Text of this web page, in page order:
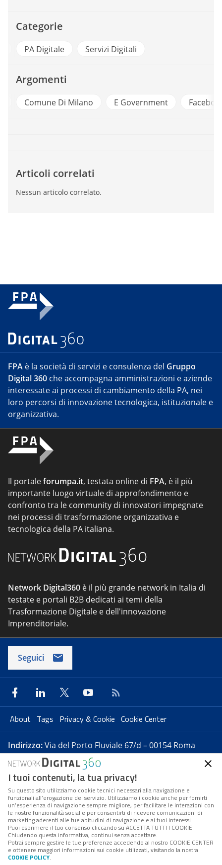
Categorie
Pubblica PA Digitale
Argomenti
Milano E Government Facebook
Articoli correlati
Nessun articolo correlato.
FPA è la società di servizi e consulenza del Gruppo
Digital 360 che accompagna amministrazioni e aziende
interessate ai processi di cambiamento della PA, nei
loro percorsi di innovazione tecnologica, istituzionale e
organizzativa.
Il portaleforumpa.it, testata online di FPA, è il più
importante luogo virtuale di approfondimento e
confronto tra le community di innovatori impegnate
nei processi di trasformazione organizzativa e
tecnologica della PA italiana.
Network Digital360 è il più grande network in Italia di
testate e portali B2B dedicati ai temi della
Trasformazione Digitale e dell'innovazione
Imprenditoriale.
Seguici
About Tags Privacy & Cookie Cookie Center
Indirizzo:Via del Porto Fluviale 67/d – 00154 Roma
Contatti:info@forumpa.it
68425433
Forumpa.itè una pubblicazione telematica iscritta
presso Registro della stampa del Tribunale di Roma -
Reg. n. 182 del 2 maggio 2008 - Direttore resp. Michela
Stentella
FPA s.r.l. è società soggetta a Direzione e
I tuoi contenuti, la tua privacy!
Su questo sito utilizziamo cookie tecnici necessari alla navigazione e
funzionali all’erogazione del servizio. Utilizziamo i cookie anche per fornirti
un’esperienza di navigazione sempre migliore, per facilitare le interazioni con
le nostre funzionalità social e per consentirti di ricevere comunicazioni di
marketing aderenti alle tue abitudini di navigazione e ai tuoi interessi.
Puoi esprimere il tuo consenso cliccando su ACCETTA TUTTI I COOKIE.
Chiudendo questa informativa, continui senza accettare.
Potrai sempre gestire le tue preferenze accedendo al nostro COOKIE CENTER
e ottenere maggiori informazioni sui cookie utilizzati, visitando la nostra
COOKIE POLICY.